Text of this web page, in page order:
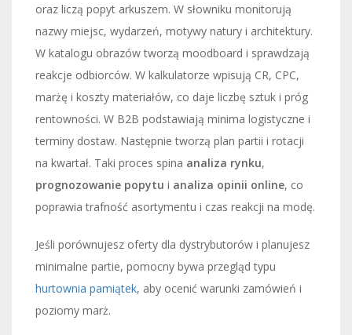
oraz liczą popyt arkuszem. W słowniku monitorują
nazwy miejsc, wydarzeń, motywy natury i architektury.
W katalogu obrazów tworzą moodboard i sprawdzają
reakcje odbiorców. W kalkulatorze wpisują CR, CPC,
marżę i koszty materiałów, co daje liczbę sztuk i próg
rentowności. W B2B podstawiają minima logistyczne i
terminy dostaw. Następnie tworzą plan partii i rotacji
na kwartał. Taki proces spina analiza rynku,
prognozowanie popytu i analiza opinii online, co
poprawia trafność asortymentu i czas reakcji na modę.
Jeśli porównujesz oferty dla dystrybutorów i planujesz
minimalne partie, pomocny bywa przegląd typu
hurtownia pamiątek, aby ocenić warunki zamówień i
poziomy marż.